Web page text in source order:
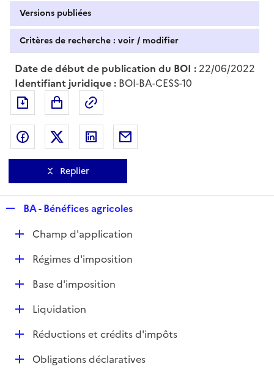
Versions publiées
Critères de recherche : voir / modifier
Date de début de publication du BOI : 22/06/2022
Identifiant juridique : BOI-BA-CESS-10
Exporter le document au format pdf
Partager sur Facebook
Partager sur Twitter
Partager sur LinkedIn
Replier
p
l
i
e
BA - Bénéfices agricoles
DChamp d'application
DRégimes d'imposition
DBase d'imposition
DLiquidation
DRéductions et crédits d'impôts
DObligations déclaratives